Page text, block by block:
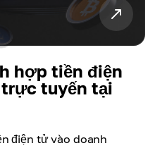
hợp tiền điện
tuyến tại
điện tử vào doanh